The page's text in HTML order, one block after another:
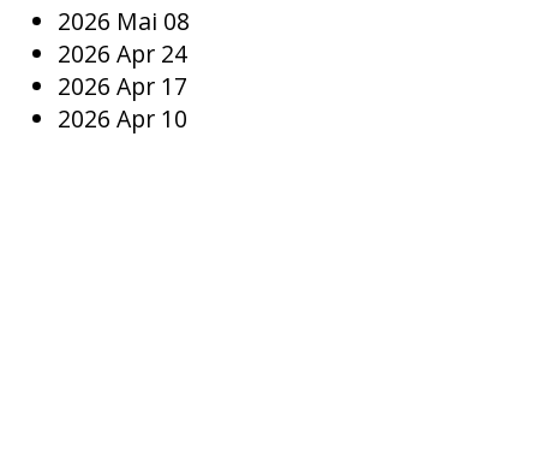
2026 Mai 08
2026 Apr 24
2026 Apr 17
2026 Apr 10